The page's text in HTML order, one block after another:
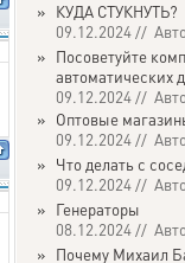
» КУДА СТУКНУТЬ?
09.12.2024 //
» Посоветуйте
автоматических
09.12.2024 //
» Оптовые
09.12.2024 //
» Что делать с
09.12.2024 //
» Генераторы
08.12.2024 //
» Почему Михаил